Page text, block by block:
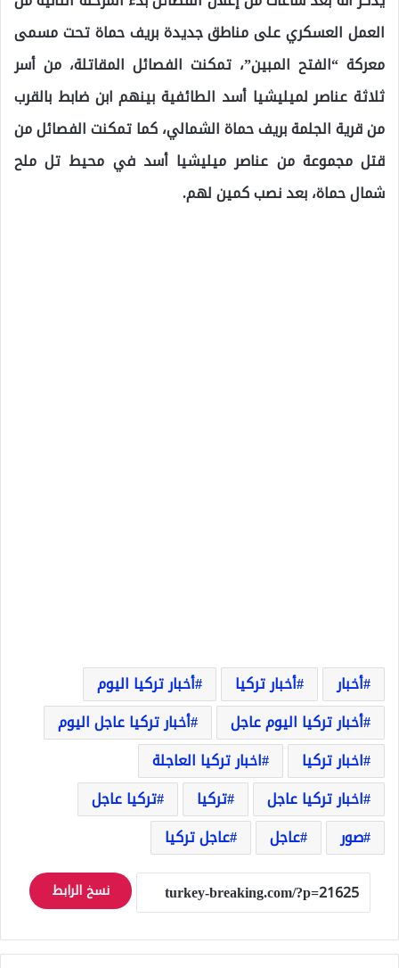
العمل العسكري على مناطق جديدة بريف حماة تحت مسمى
معركة “الفتح المبين”، تمكنت الفصائل المقاتلة، من أسر
ثلاثة عناصر لميليشيا أسد الطائفية بينهم ابن ضابط بالقرب
من قرية الجلمة بريف حماة الشمالي، كما تمكنت الفصائل من
قتل مجموعة من عناصر ميليشيا أسد في محيط تل ملح
شمال حماة، بعد نصب كمين لهم.
أخبار أخبار تركيا
أخبار تركيا اليوم
أخبار تركيا اليوم عاجل
أخبار تركيا عاجل اليوم
اخبار تركيا
اخبار تركيا العاجلة
اخبار تركيا عاجل
تركيا
تركيا عاجل
صور
عاجل عاجل تركيا
نسخ الرابط